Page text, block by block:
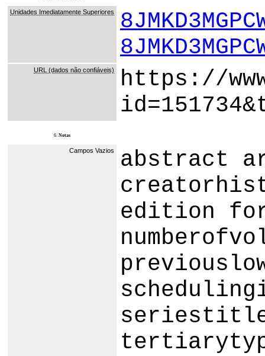
Unidades Imediatamente Superiores
URL (dados não confiáveis)
https://
6. Notas
Campos Vazios
abstract
edition